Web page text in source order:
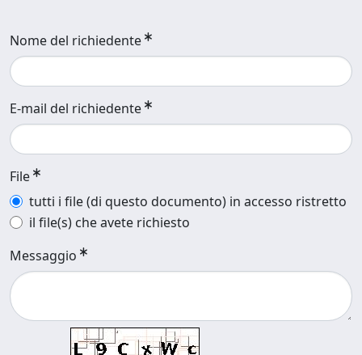
Nome del richiedente
E-mail del richiedente
File
tutti i file (di questo documento) in accesso ristretto
il file(s) che avete richiesto
Messaggio